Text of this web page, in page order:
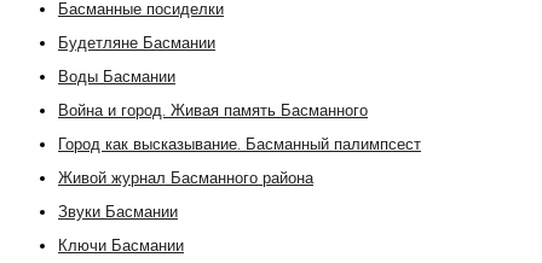
Басманные посиделки
Будетляне Басмании
Воды Басмании
Война и город. Живая память Басманного
Город как высказывание. Басманный палимпсест
Живой журнал Басманного района
Звуки Басмании
Ключи Басмании